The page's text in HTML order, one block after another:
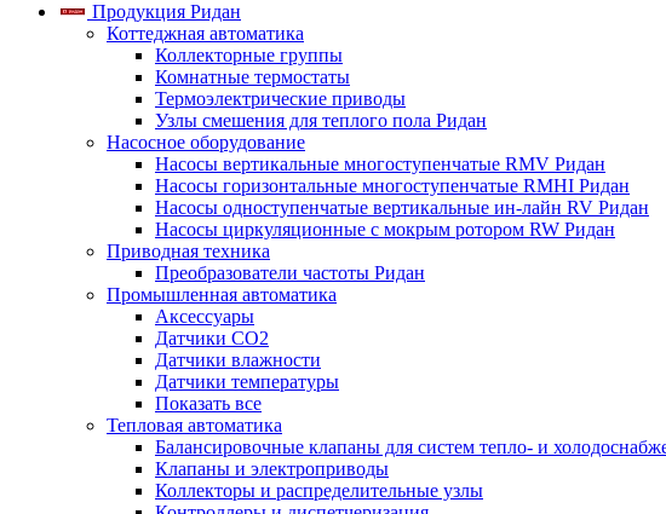
Продукция Ридан
Коттеджная автоматика
Коллекторные группы
Комнатные термостаты
Термоэлектрические приводы
Узлы смешения для теплого пола Ридан
Насосное оборудование
Насосы вертикальные многоступенчатые RMV Ридан
Насосы горизонтальные многоступенчатые RMHI Ридан
Насосы одноступенчатые вертикальные ин-лайн RV Ридан
Насосы циркуляционные с мокрым ротором RW Ридан
Приводная техника
Преобразователи частоты Ридан
Промышленная автоматика
Аксессуары
Датчики CO2
Датчики влажности
Датчики температуры
Показать все
Тепловая автоматика
Балансировочные клапаны для систем тепло- и
Клапаны и электроприводы
Коллекторы и распределительные узлы